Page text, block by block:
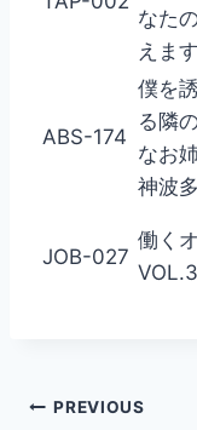
なた
えま
ABS-174
僕を
る隣
なお
神波
JOB-027
働く
Post
PREVIOUS